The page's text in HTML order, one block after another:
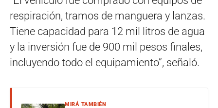
respiración, tramos de manguera y lanzas.
Tiene capacidad para 12 mil litros de agua
y la inversión fue de 900 mil pesos finales,
incluyendo todo el equipamiento”, señaló.
MIRÁ TAMBIÉN